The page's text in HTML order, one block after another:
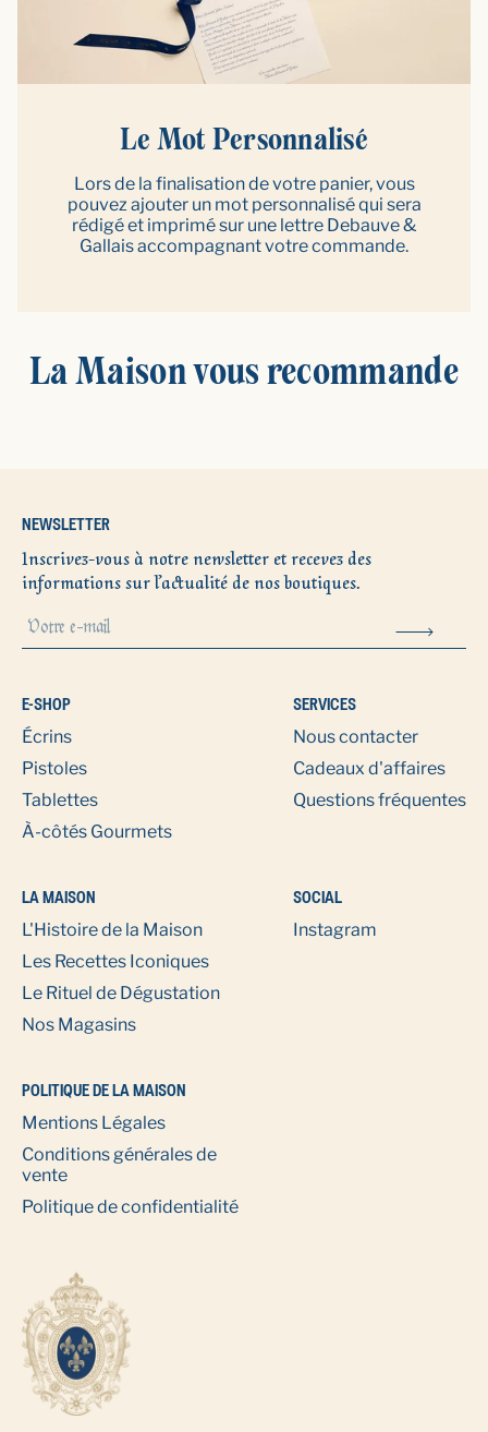
Le Mot Personnalisé
Lors de la finalisation de votre panier, vous
pouvez ajouter un mot personnalisé qui sera
rédigé et imprimé sur une lettre Debauve &
Gallais accompagnant votre commande.
La Maison vous recommande
NEWSLETTER
Inscrivez-vous à notre newsletter et recevez des
informations sur l’actualité de nos boutiques.
E-SHOP
Écrins
Pistoles
Tablettes
À-côtés Gourmets
SERVICES
Nous contacter
Cadeaux d'affaires
Questions fréquentes
LA MAISON
L'Histoire de la Maison
Les Recettes Iconiques
Le Rituel de Dégustation
Nos Magasins
SOCIAL
Instagram
POLITIQUE DE LA MAISON
Mentions Légales
Conditions générales de
vente
Politique de confidentialité